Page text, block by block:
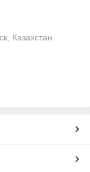
Казахстан